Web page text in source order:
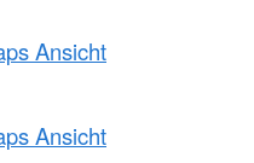
Ansicht
Ansicht